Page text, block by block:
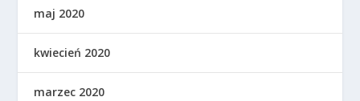
maj 2020
kwiecień 2020
marzec 2020